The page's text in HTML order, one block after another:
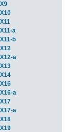
a
b
a
a
a